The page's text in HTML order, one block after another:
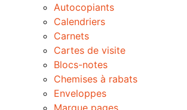
Autocopiants
Calendriers
Carnets
Cartes de visite
Blocs-notes
Chemises à rabats
Enveloppes